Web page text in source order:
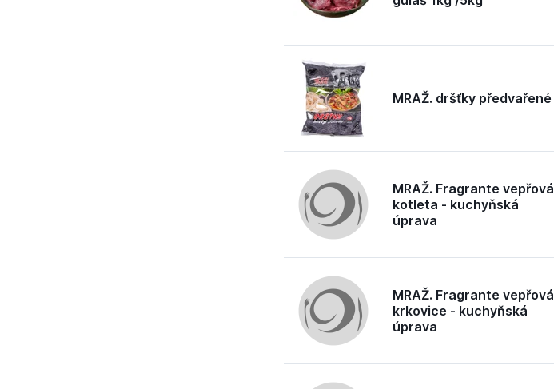
MRAŽ. dršťky předvařené
MRAŽ. Fragrante vepřová
kotleta - kuchyňská
úprava
MRAŽ. Fragrante vepřová
krkovice - kuchyňská
úprava